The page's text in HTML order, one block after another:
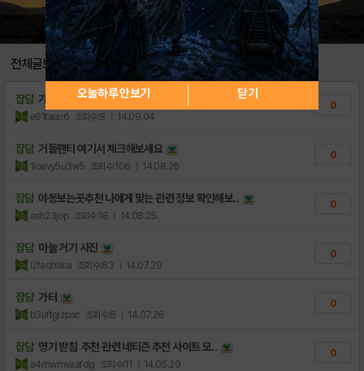
전체글보기
잡담 가슴 파라다이스 이쪽에서 확인해보세요
e91tauu6 조회수:8 | 14.09.04
0
잡담 거들팬티 여기서 체크해보세요
1ioavy5u3w5 조회수:106 | 14.08.26
0
잡담 야동보는곳추천 나에게 맞는 관련 정보 확인해보..
ash23jop 조회수:18 | 14.08.25
0
잡담 마눌 거기 사진
l2faqhiixai 조회수:83 | 14.07.29
0
잡담 가터
b3uftgizpsc 조회수:6 | 14.07.26
0
잡담 명기 받침 추천 관련 네티즌 추천 사이트 모..
a4mwmvaafdg 조회수:11 | 14.05.29
0
오늘하루 안보기 닫기